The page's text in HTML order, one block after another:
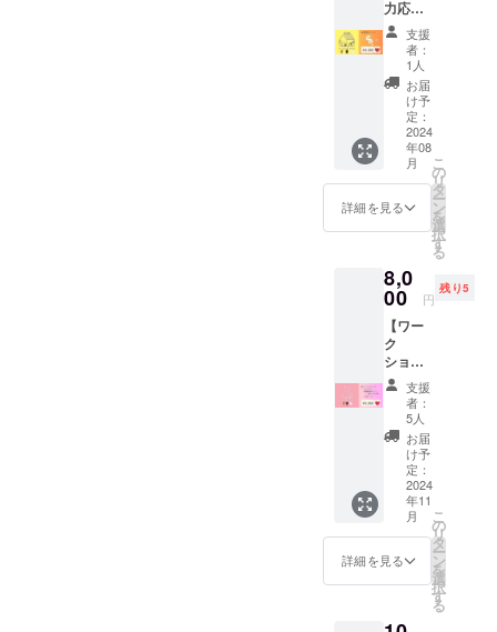
場合は
日程を
12月14
日㈯へ
延期し
ます。
その際
はメー
ルにて
ご連絡
いたし
ます。
※野菜の
態など
で日程
が前後
する恐
れがご
ざいま
す。そ
の際は
ご連絡
の上、
日程調
整させ
ていた
だきま
すがご
了承く
ださ
い。
ト・ブ
ラッ
ク・サ
ンド
カー
キ・ス
モー
キー
レッ
ド・ア
イビー
グリー
用）
90・
100・
110・
120・
130・
140・
150・
160㎝
（大
人用）
XS・
S・M・
XL・
XXXL ■
綿100％
※ご注文
らや琉
球ガラ
スのか
けらを
使った
オリジ
ナルア
クセサ
リー）
・小学
生以上
の参加
ジンア
クセサ
リーづ
く
りーー
・日
時：
2024年
10月以
降 ・場
所：ア
イのハ
コ（沖
縄県南
城市玉
城字船
越592-
11） ・
力応
援！
（龍プ
ン）】
▼リ
ターン
内容 ・
心より
感謝の
メール
をお送
りしま
す♪ ※こ
ターン
商品
は、
3,000円
【感謝
をメー
ルにの
せて
♡】と
10,000
円【鳳
凰プラ
ン】と
同じ内
容にな
りま
す。
支援
者：
1人
お届
け予
定：
2024
年08
月
詳細を見る
こ
の
リ
タ
ー
ン
を
選
択
す
る
8,0
00 円
残り5
【ワー
ク
ショッ
プ参加
券 －E
コー
スー】
▼リ
ターン
内容 ◎
発酵調
味料づ
くり
（塩
麹、玉
ねぎ
200ｇ
支援
者：
5人
お届
け予
定：
2024
年11
月
詳細を見る
こ
の
リ
タ
ー
ン
を
選
択
す
る